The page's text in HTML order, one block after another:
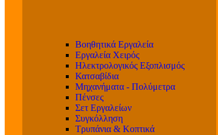
Βοηθητικά Εργαλεία
Εργαλεία Χειρός
Ηλεκτρολογικός Εξοπλισμός
Κατσαβίδια
Μηχανήματα - Πολύμετρα
Πένσες
Σετ Εργαλείων
Συγκόλληση
Τρυπάνια & Κοπτικά